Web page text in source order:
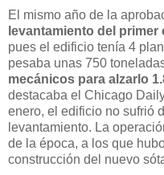
El mismo año de la
levantamiento del
pues el edificio tenía 4
pesaba unas 750
mecánicos para alzarlo
destacaba el Chicago
enero, el edificio no sufrió
levantamiento. La
de la época, a los que
construcción del nuevo